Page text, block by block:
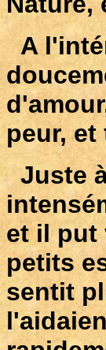
A
peur,
Juste à
et il put
petits
sentit